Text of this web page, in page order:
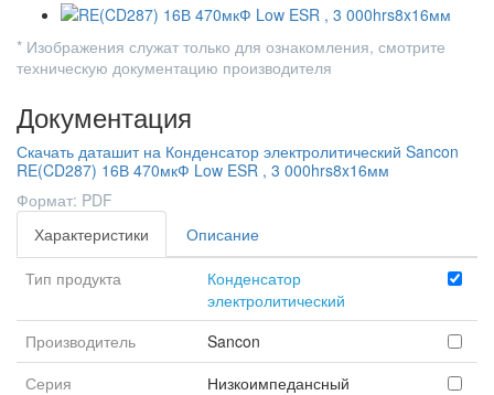
* Изображения служат только для ознакомления, смотрите
техническую документацию производителя
Документация
Скачать даташит на Конденсатор электролитический Sancon
RE(CD287) 16В 470мкФ Low ESR , 3 000hrs8x16мм
Формат: PDF
Характеристики
Описание
Тип продукта
Конденсатор
электролитический
Производитель
Sancon
Серия
Низкоимпедансный